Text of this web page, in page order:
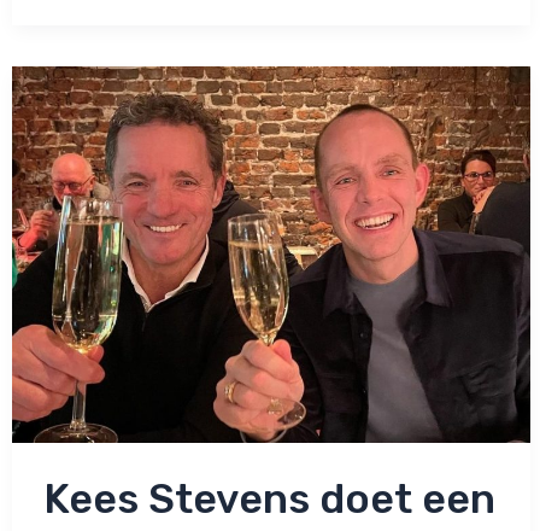
Kees:
‘Gelijk
de
ambulance
gebeld’
Kees Stevens doet een